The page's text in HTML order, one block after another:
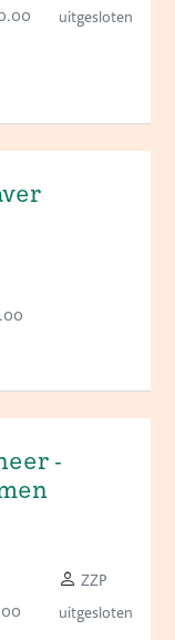
uitgesloten
-
ZZP
uitgesloten